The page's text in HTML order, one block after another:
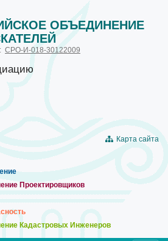
ОБЪЕДИНЕНИЕ
СРО-И-018-30122009
Карта сайта
Проектировщиков
Кадастровых Инженеров